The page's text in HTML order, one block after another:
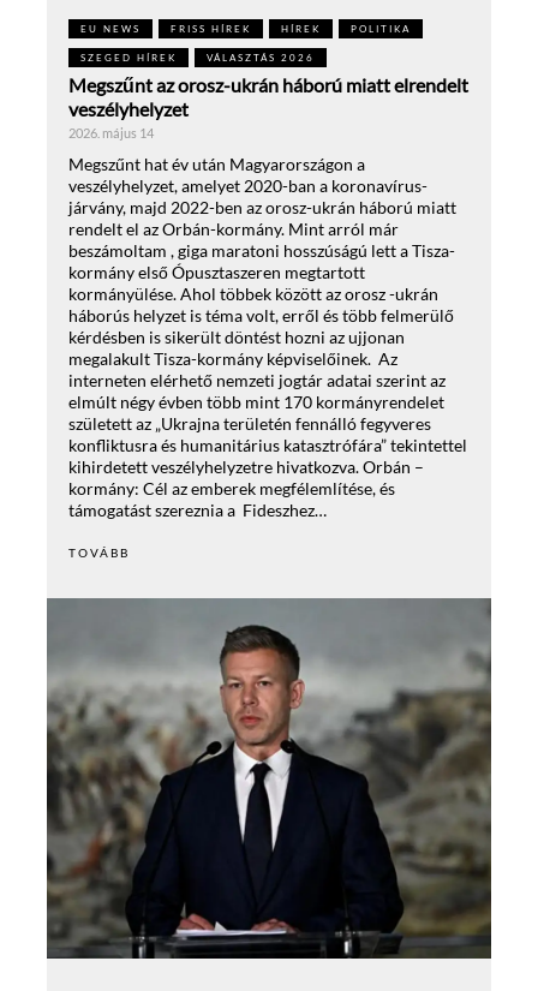
EU NEWS FRISS HÍREK HÍREK POLITIKA
SZEGED HÍREK VÁLASZTÁS 2026
Megszűnt az orosz-ukrán háború miatt elrendelt
veszélyhelyzet
2026. május 14
Megszűnt hat év után Magyarországon a
veszélyhelyzet, amelyet 2020-ban a koronavírus-
járvány, majd 2022-ben az orosz-ukrán háború miatt
rendelt el az Orbán-kormány. Mint arról már
beszámoltam , giga maratoni hosszúságú lett a Tisza-
kormány első Ópusztaszeren megtartott
kormányülése. Ahol többek között az orosz -ukrán
háborús helyzet is téma volt, erről és több felmerülő
kérdésben is sikerült döntést hozni az ujjonan
megalakult Tisza-kormány képviselőinek. Az
interneten elérhető nemzeti jogtár adatai szerint az
elmúlt négy évben több mint 170 kormányrendelet
született az „Ukrajna területén fennálló fegyveres
konfliktusra és humanitárius katasztrófára” tekintettel
kihirdetett veszélyhelyzetre hivatkozva. Orbán –
kormány: Cél az emberek megfélemlítése, és
támogatást szereznia a Fideszhez…
TOVÁBB